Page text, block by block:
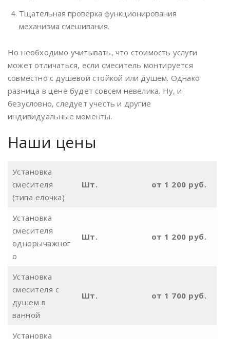
Тщательная проверка функционирования
механизма смешивания.
Но необходимо учитывать, что стоимость услуги
может отличаться, если смеситель монтируется
совместно с душевой стойкой или душем. Однако
разница в цене будет совсем невелика. Ну, и
безусловно, следует учесть и другие
индивидуальные моменты.
Наши цены
Установка
смесителя
(типа елочка)
Шт. от 1 200 руб.
Установка
смесителя
однорычажног
о
Шт. от 1 200 руб.
Установка
смесителя с
душем в
ванной
Шт. от 1 700 руб.
Установка